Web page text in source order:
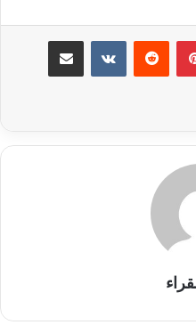
بينتيريست